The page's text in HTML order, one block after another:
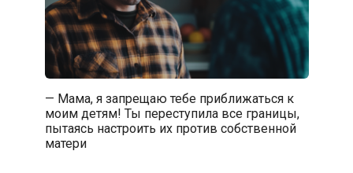
— Мама, я запрещаю тебе приближаться к
моим детям! Ты переступила все границы,
пытаясь настроить их против собственной
матери